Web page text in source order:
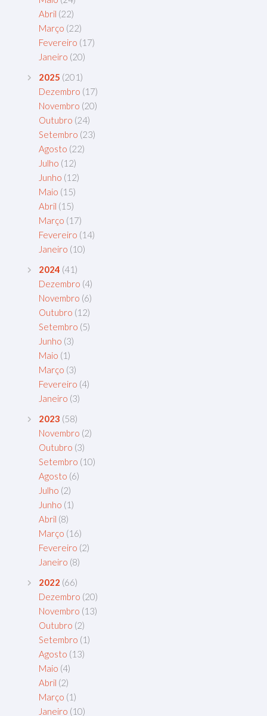
Abril (22)
Março (22)
Fevereiro (17)
Janeiro (20)
2025 (201)
Dezembro (17)
Novembro (20)
Outubro (24)
Setembro (23)
Agosto (22)
Julho (12)
Junho (12)
Maio (15)
Abril (15)
Março (17)
Fevereiro (14)
Janeiro (10)
2024 (41)
Dezembro (4)
Novembro (6)
Outubro (12)
Setembro (5)
Junho (3)
Maio (1)
Março (3)
Fevereiro (4)
Janeiro (3)
2023 (58)
Novembro (2)
Outubro (3)
Setembro (10)
Agosto (6)
Julho (2)
Junho (1)
Abril (8)
Março (16)
Fevereiro (2)
Janeiro (8)
2022 (66)
Dezembro (20)
Novembro (13)
Outubro (2)
Setembro (1)
Agosto (13)
Maio (4)
Abril (2)
Março (1)
Janeiro (10)